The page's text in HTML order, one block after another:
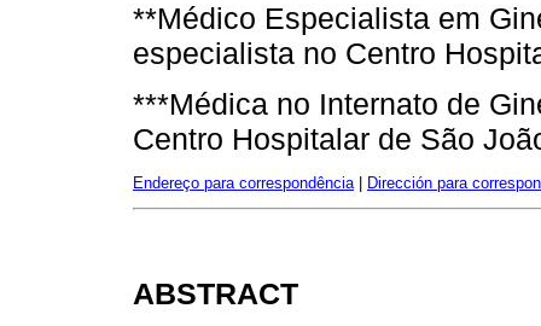
**Médico Especialista em
especialista no Centro
***Médica no Internato de
Centro Hospitalar de São
Endereço para correspondência | Dirección para
ABSTRACT